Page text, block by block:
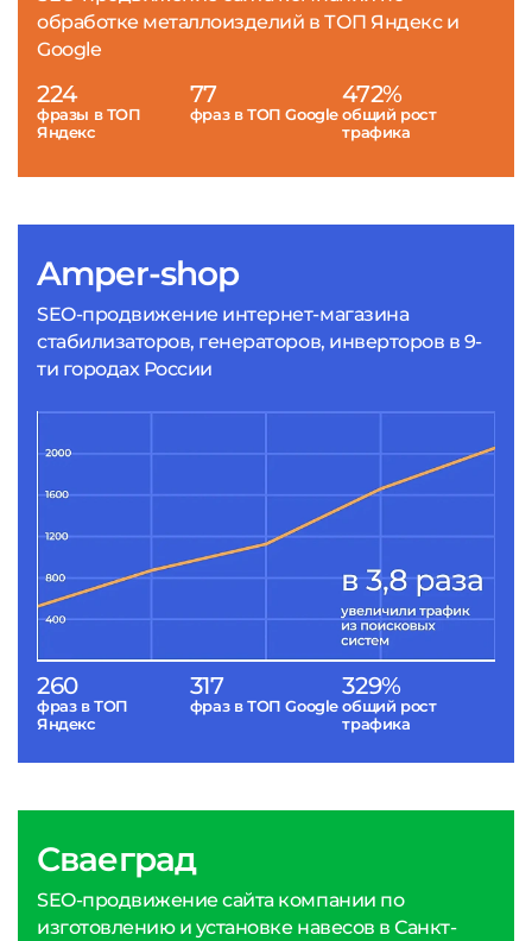
Amper-shop
SEO-продвижение интернет-магазина
стабилизаторов, генераторов, инверторов в 9-
ти городах России
260
фраз в ТОП
Яндекс
317
фраз в ТОП Google
329%
общий рост
трафика
обработке металлоизделий в ТОП Яндекс и
Google
224
фразы в ТОП
Яндекс
77
фраз в ТОП Google
472%
общий рост
трафика
Сваеград
SEO-продвижение сайта компании по
изготовлению и установке навесов в Санкт-